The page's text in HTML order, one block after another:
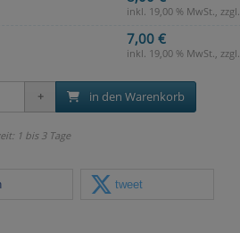
inkl. 19,00 % MwSt., zzgl.
7,00 €
inkl. 19,00 % MwSt., zzgl.
in den Warenkorb
1 bis 3 Tage
tweet